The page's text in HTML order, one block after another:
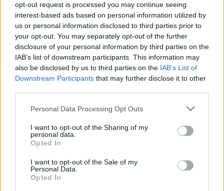
opt-out request is processed you may continue seeing
interest-based ads based on personal information utilized by
us or personal information disclosed to third parties prior to
your opt-out. You may separately opt-out of the further
disclosure of your personal information by third parties on the
IAB’s list of downstream participants. This information may
also be disclosed by us to third parties on the IAB’s List of
Downstream Participants that may further disclose it to other
Personal Data Processing Opt Outs
I want to opt-out of the Sharing of my
personal data.
Opted In
I want to opt-out of the Sale of my
Personal Data.
Opted In
4) Δεν πρέπει να γίνεται σύγχυση, μεταξύ
εκπτώσεων και προσφορών. Οι εκπτώσεις
αφορούν προϊόντα της σεζόν ενώ οι
προσφορές, όπου η έκπτωση είναι ιδιαίτερα
εποχής.
5) Στην περίπτωση προσφορών, θα πρέπει να
αναφέρει ότι γίνονται προσφορές. Τα
προϊόντα πρέπει να φέρουν την αρχική τιμή